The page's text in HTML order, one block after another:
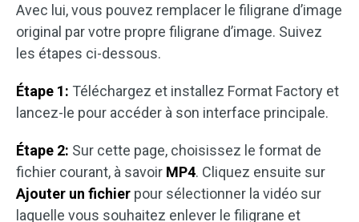
Avec lui, vous pouvez remplacer le filigrane d’image
original par votre propre filigrane d’image. Suivez
les étapes ci-dessous.
Étape 1: Téléchargez et installez Format Factory et
lancez-le pour accéder à son interface principale.
Étape 2: Sur cette page, choisissez le format de
fichier courant, à savoir MP4. Cliquez ensuite sur
Ajouter un fichier pour sélectionner la vidéo sur
laquelle vous souhaitez enlever le filigrane et